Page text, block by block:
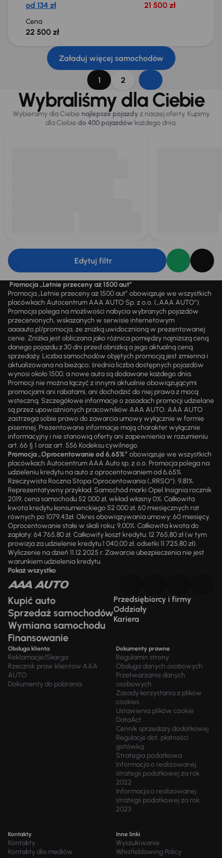
od 134 zł 21 500 zł
Cena
22 500 zł
Załaduj więcej samochodów
1 2
Wybraliśmy dla Ciebie
Wybieramy dla Ciebie najlepsze pojazdy z naszej oferty. Kupimy
dla Ciebiedo 400 pojazdówkażdego dnia.
Edytuj filtr
Promocja „Letnie przeceny aż 1500 aut”
Promocja „Letnie przeceny aż 1500 aut” obowiązuje we wszystkich
placówkach Autocentrum AAA AUTO Sp. z o.o. („AAA AUTO”).
Promocja polega na możliwości nabycia wybranych pojazdów
przecenionych, wskazanych w serwisie internetowym
aaaauto.pl/promocja, ze zniżką uwidocznioną w prezentowanej
cenie. Zniżka jest obliczana jako różnica pomiędzy najniższą ceną
danego pojazdu z 30 dni przed obniżką a jego aktualną ceną
sprzedaży. Liczba samochodów objętych promocją jest zmienna i
aktualizowana na bieżąco; średnia liczba dostępnych pojazdów
wynosi około 1500, a nowe auta są dodawane każdego dnia.
Promocji nie można łączyć z innymi aktualnie obowiązującymi
promocjami ani rabatami, ani dochodzić do niej prawa z mocą
wsteczną. Szczegółowe informacje o zasadach promocji udzielane
są przez upoważnionych pracowników AAA AUTO. AAA AUTO
zastrzega sobie prawo do zawarcia umowy wyłącznie w formie
pisemnej. Prezentowane informacje mają charakter wyłącznie
informacyjny i nie stanowią oferty ani zapewnienia w rozumieniu
art. 66 § 1 oraz art. 556 Kodeksu cywilnego.
Promocja „Oprocentowanie od 6,65%” obowiązuje we wszystkich
placówkach Autocentrum AAA Auto sp. z o.o. Promocja polega na
udzieleniu kredytu na auto z oprocentowaniem od 6,65%.
Rzeczywista Roczna Stopa Oprocentowania („RRSO“): 9,81%.
Reprezentatywny przykład: Samochód marki Opel Insignia rocznik
2019, cena samochodu 52 000 zł, wkład własny 0%. Całkowita
kwota kredytu konsumenckiego 52 000 zł, 60 miesięcznych rat
równych po 1079,43zł. Okres obowiązywania umowy: 60 miesięcy.
Oprocentowanie stałe w skali roku: 9,00%. Całkowita kwota do
zapłaty: 64 765,80 zł. Całkowity koszt kredytu: 12 765,80 zł (w tym
prowizja za udzielenie kredytu 1 040,00 zł, odsetki 11 725,80 zł).
Wyliczenie na dzień 11.12.2025 r. Zawarcie ubezpieczenia nie jest
warunkiem udzielenia kredytu.
Pokaż wszystko
Kupić auto
Sprzedaż samochodów
Wymiana samochodu
Finansowanie
Przedsiębiorcy i firmy
Oddziały
Kariera
Obsługa klienta
Reklamacje/Skarga
Rzecznik praw klientów AAA
AUTO
Dokumenty do pobrania
Dokumenty prawne
Regulamin strony
Obsługa danych osobowych
Przetwarzanie danych
osobowych
Zasady korzystania z plików
cookies
Ustawienia plików cookie
DataAct
Cennik sprzedaży dodatkowej
Regulacje dot. płatności
gotówką
Strategia podatkowa
Informacja o realizowanej
strategii podatkowej za rok
2022
Informacja o realizowanej
strategii podatkowej za rok
2023
Kontakty
Kontakty
Kontakty dla mediów
Inne linki
Wyszukiwanie
Whistleblowing Policy